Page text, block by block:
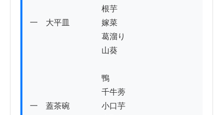
根芋
一　大平皿　　　　嫁菜
葛溜り
山葵
鴨
千牛蒡
一　蓋茶碗　　　　小口芋